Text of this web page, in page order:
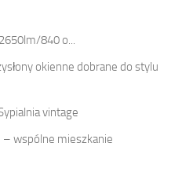
840 o...
okienne dobrane do stylu
vintage
wspólne mieszkanie